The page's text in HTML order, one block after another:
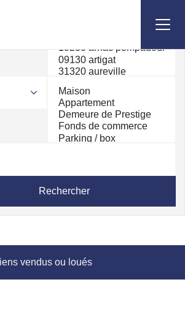
Rechercher
vendus ou loués